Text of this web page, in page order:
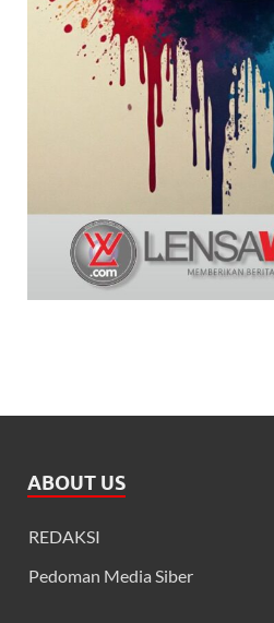
ABOUT US
REDAKSI
Pedoman Media Siber